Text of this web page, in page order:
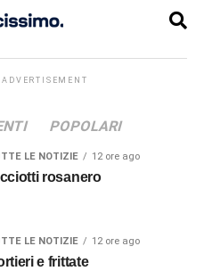
ADVERTISEMENT
POPOLARI
LE NOTIZIE 12 ore ago
rosanero
LE NOTIZIE 12 ore ago
e frittate